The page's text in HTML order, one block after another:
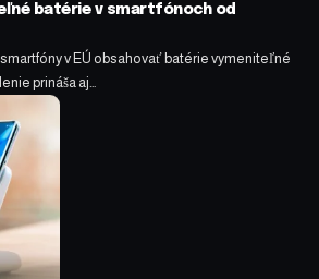
batérie v smartfónoch od
v EÚ obsahovať batérie vymeniteľné
prináša aj…